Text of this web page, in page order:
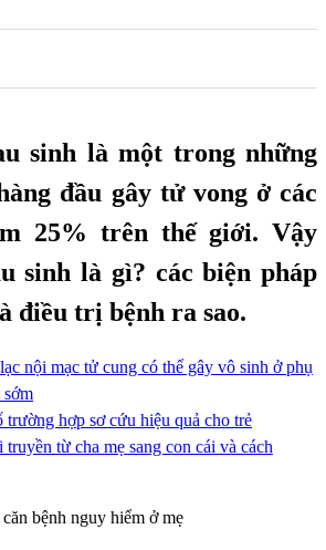
sinh là một trong những
đầu gây tử vong ở các
25% trên thế giới. Vậy
sinh là gì? các biện pháp
điều trị bệnh ra sao.
nội mạc tử cung có thể gây vô sinh ở phụ
sớm
trường hợp sơ cứu hiệu quả cho trẻ
từ cha mẹ sang con cái và cách